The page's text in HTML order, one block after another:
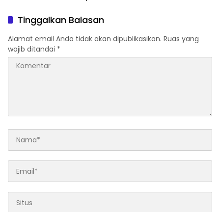
Tinggalkan Balasan
Alamat email Anda tidak akan dipublikasikan. Ruas yang
wajib ditandai *